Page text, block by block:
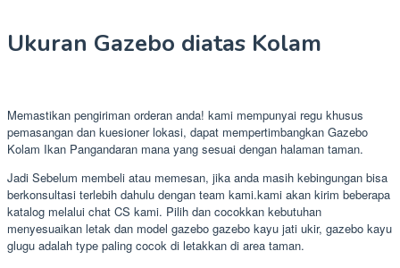
Ukuran Gazebo diatas Kolam
Memastikan pengiriman orderan anda! kami mempunyai regu khusus
pemasangan dan kuesioner lokasi, dapat mempertimbangkan Gazebo
Kolam Ikan Pangandaran mana yang sesuai dengan halaman taman.
Jadi Sebelum membeli atau memesan, jika anda masih kebingungan bisa
berkonsultasi terlebih dahulu dengan team kami.kami akan kirim beberapa
katalog melalui chat CS kami. Pilih dan cocokkan kebutuhan
menyesuaikan letak dan model gazebo gazebo kayu jati ukir, gazebo kayu
glugu adalah type paling cocok di letakkan di area taman.